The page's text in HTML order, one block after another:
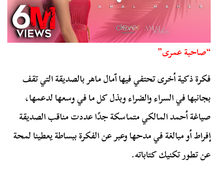
“صاحبة عمرى”
فكرة ذكية أخرى تحتفي فيها اّمال ماهر بالصديقة التي تقف
بجانبها في السراء والضراء وبذل كل ما في وسعها لدعمها،
صياغة أحمد المالكي متماسكة جدًا عددت مناقب الصديقة
إفراط أو مبالغة في مدحها وعبر عن الفكرة ببساطة يعطينا لمحة
عن تطور تكنيك كتاباته.